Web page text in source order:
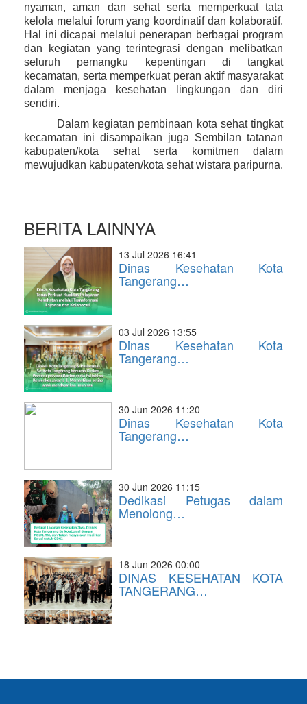
nyaman, aman dan sehat serta memperkuat tata
kelola melalui forum yang koordinatif dan kolaboratif.
Hal ini dicapai melalui penerapan berbagai program
dan kegiatan yang terintegrasi dengan melibatkan
seluruh pemangku kepentingan di tangkat
kecamatan, serta memperkuat peran aktif masyarakat
dalam menjaga kesehatan lingkungan dan diri
sendiri.
Dalam kegiatan pembinaan kota sehat tingkat
kecamatan ini disampaikan juga Sembilan tatanan
kabupaten/kota sehat serta komitmen dalam
mewujudkan kabupaten/kota sehat wistara paripurna.
BERITA LAINNYA
13 Jul 2026 16:41
Dinas Kesehatan Kota
Tangerang…
03 Jul 2026 13:55
Dinas Kesehatan Kota
Tangerang…
30 Jun 2026 11:20
Dinas Kesehatan Kota
Tangerang…
30 Jun 2026 11:15
Dedikasi Petugas dalam
Menolong…
18 Jun 2026 00:00
DINAS KESEHATAN KOTA
TANGERANG…